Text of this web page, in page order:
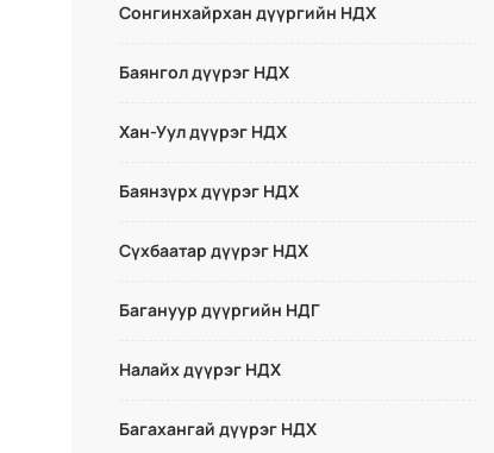
Сонгинхайрхан дүүргийн НДХ
Баянгол дүүрэг НДХ
Хан-Уул дүүрэг НДХ
Баянзүрх дүүрэг НДХ
Сүхбаатар дүүрэг НДХ
Багануур дүүргийн НДГ
Налайх дүүрэг НДХ
Багахангай дүүрэг НДХ